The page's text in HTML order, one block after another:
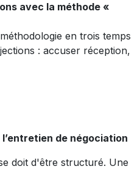
avec la méthode «
en trois temps
: accuser réception,
de négociation
doit d'être structuré. Une